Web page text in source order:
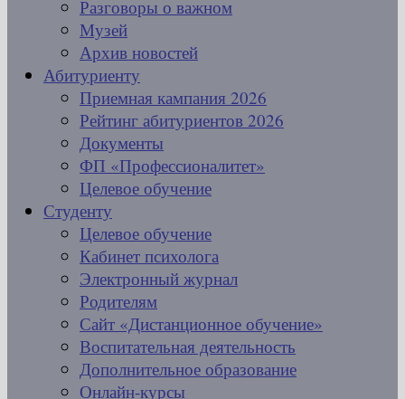
Разговоры о важном
Музей
Архив новостей
Абитуриенту
Приемная кампания 2026
Рейтинг абитуриентов 2026
Документы
ФП «Профессионалитет»
Целевое обучение
Студенту
Целевое обучение
Кабинет психолога
Электронный журнал
Родителям
Сайт «Дистанционное обучение»
Воспитательная деятельность
Дополнительное образование
Онлайн-курсы